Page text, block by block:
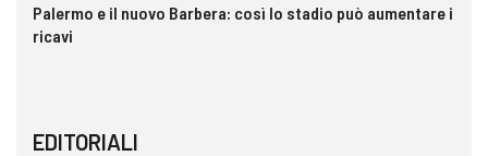
Palermo e il nuovo Barbera: così lo stadio può aumentare i
ricavi
EDITORIALI